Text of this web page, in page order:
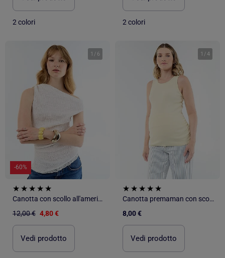
2 colori 2 colori
1 / 6
-60%
Canotta con scollo all'americana
12,00 € 4,80 €
Vedi prodotto
1 /4
Canotta premaman con scollo all'americana
8,00 €
Vedi prodotto